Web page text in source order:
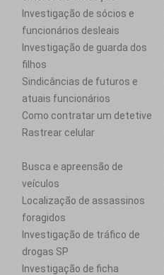
Investigação de sócios e
funcionários desleais
Investigação de guarda dos
filhos
Sindicâncias de futuros e
atuais funcionários
Como contratar um detetive
Rastrear celular
Busca e apreensão de
veículos
Localização de assassinos
foragidos
Investigação de tráfico de
drogas SP
Investigação de ficha